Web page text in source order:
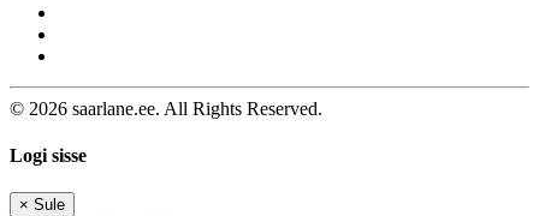
© 2026 saarlane.ee. All Rights Reserved.
Logi sisse
× Sule